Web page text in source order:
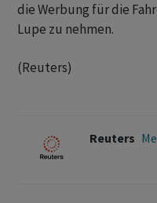
die Werbung für die
Lupe ​zu nehmen.
(Reuters)
Reuters